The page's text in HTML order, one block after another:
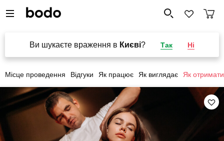
Ви шукаєте враження в Києві? Так Ні
Місце проведення Відгуки Як працює Як виглядає Як отримати